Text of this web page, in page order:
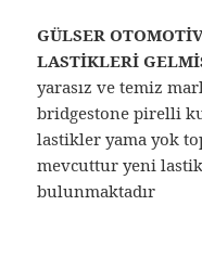
GÜLSER
LASTİKLERİ
yarasız ve temiz
bridgestone pirelli
lastikler yama yok
mevcuttur yeni
bulunmaktadır